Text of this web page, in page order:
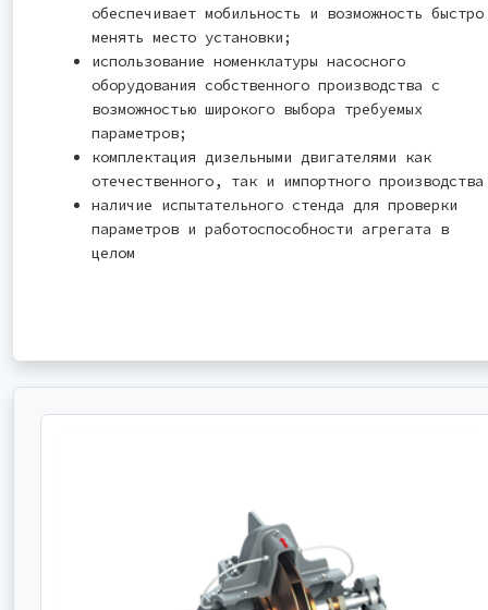
обеспечивает мобильность и возможность быстро
менять место установки;
использование номенклатуры насосного
оборудования собственного производства с
возможностью широкого выбора требуемых
параметров;
комплектация дизельными двигателями как
отечественного, так и импортного производства
наличие испытательного стенда для проверки
параметров и работоспособности агрегата в
целом